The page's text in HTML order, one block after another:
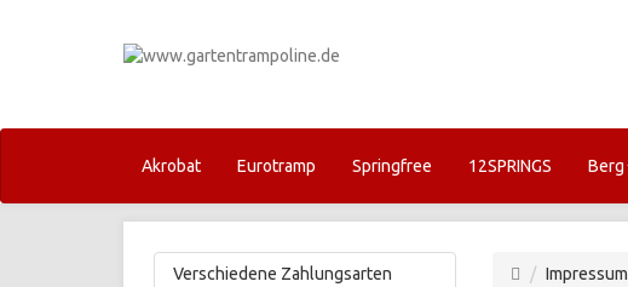
Akrobat Eurotramp Springfree 12SPRINGS Berg
Impressum
Verschiedene Zahlungsarten